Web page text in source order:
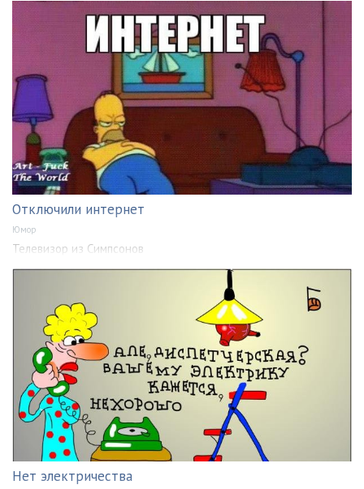
Отключили интернет
Юмор
Телевизор из Симпсонов
Нет электричества